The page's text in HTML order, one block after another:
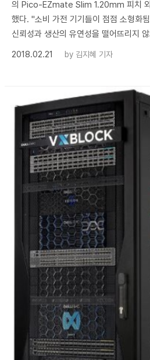
의 Pico-EZmate Slim 1.20mm 피치
했다. "소비 가전 기기들이 점점 소형화
신뢰성과 생산의 유연성을 떨어뜨리지
2018.02.21
by 김지혜 기자